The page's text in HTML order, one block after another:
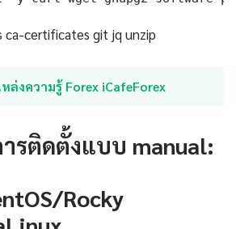
certificates git jq unzip
ล่งความรู้ Forex iCafeForex
รติดตั้งแบบ manual:
Rocky